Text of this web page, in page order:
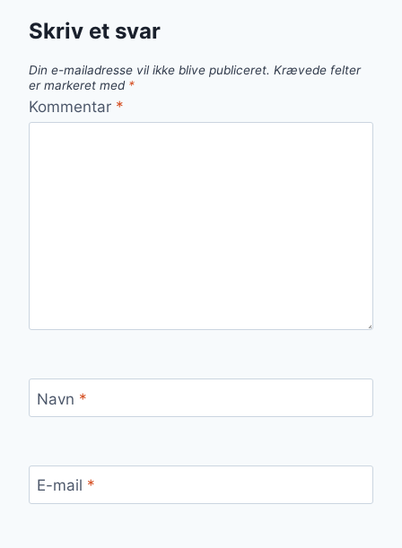
Skriv et svar
Din e-mailadresse vil ikke blive publiceret. Krævede felter
er markeret med *
Kommentar *
Navn *
E-mail *